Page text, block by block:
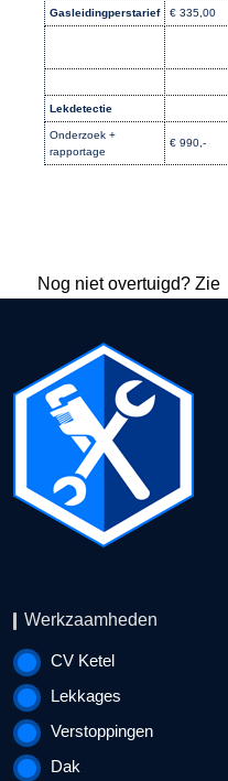
Gasleidingperstarief € 335,00
Lekdetectie
Onderzoek +
rapportage
€ 990,-
Nog niet overtuigd? Zie
Werkzaamheden
CV Ketel
Lekkages
Verstoppingen
Dak